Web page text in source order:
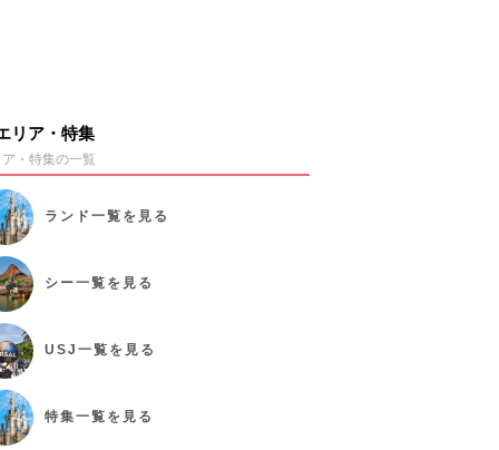
リア・特集
・特集の一覧
ランド 一覧を見る
シー一覧を見る
USJ 一覧を見る
特集一覧を見る